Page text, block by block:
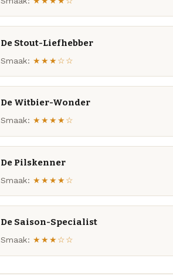
De Stout-Liefhebber
Smaak: ★★★☆☆
De Witbier-Wonder
Smaak: ★★★★☆
De Pilskenner
Smaak: ★★★★☆
De Saison-Specialist
Smaak: ★★★☆☆